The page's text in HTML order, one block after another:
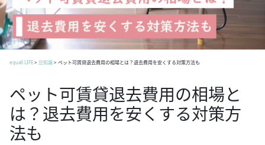
equall LIFE> 豆知識> ペット可賃貸退去費用の相場とは？退去費用を安くする対策方法も
ペット可賃貸退去費用の相場と
は？退去費用を安くする対策方
法も